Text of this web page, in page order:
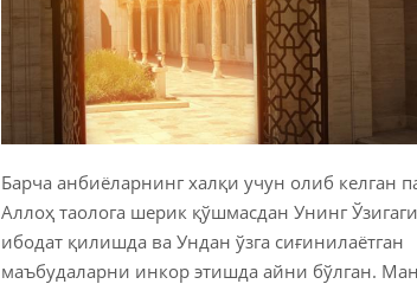
Барча анбиёларнинг халқи учун олиб келган
Аллоҳ таолога шерик қўшмасдан Унинг
ибодат қилишда ва Ундан ўзга сиғинилаётган
маъбудаларни инкор этишда айни бўлган.